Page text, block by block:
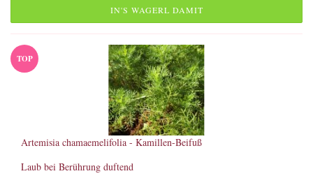
IN'S WAGERL DAMIT
TOP
Artemisia chamaemelifolia - Kamillen-Beifuß
Laub bei Berührung duftend